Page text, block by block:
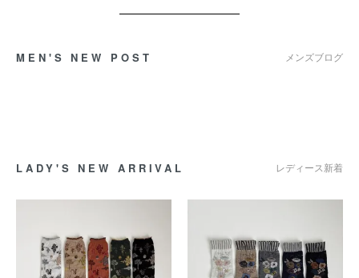
MEN'S NEW POST メンズブログ
LADY'S NEW ARRIVAL レディース新着